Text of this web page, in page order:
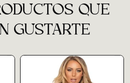
QUE
GUSTARTE